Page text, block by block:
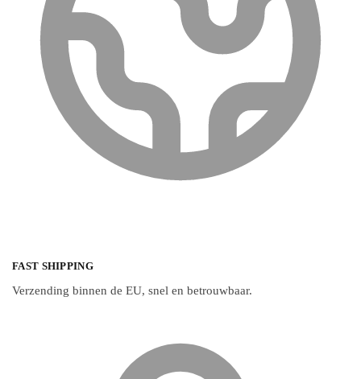
FAST SHIPPING
Verzending binnen de EU, snel en betrouwbaar.